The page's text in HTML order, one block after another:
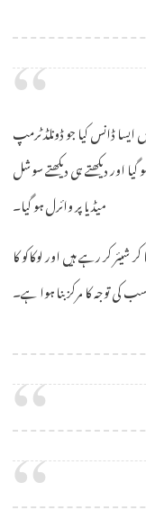
ایسا ڈانس کیا جو ڈونلڈ ٹرمپ
اور دیکھتے ہی دیکھتے سوشل
میڈیا پر وائرل ہو گیا۔
کر رہے ہیں اور لوکاکو کا
کی توجہ کا مرکز بنا ہوا ہے۔